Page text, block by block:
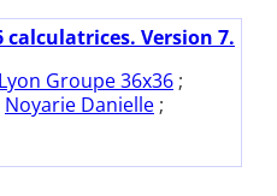
calculatrices. Version 7.
Groupe 36x36 ;
Noyarie Danielle ;